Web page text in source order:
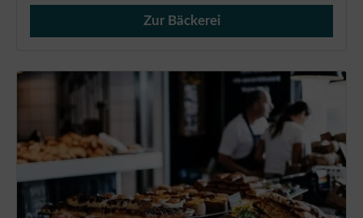
Verkauf von Brötchen,
Zur Bäckerei